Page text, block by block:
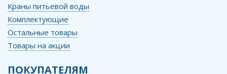
Краны питьевой воды
Комплектующие
Остальные товары
Товары на акции
ПОКУПАТЕЛЯМ